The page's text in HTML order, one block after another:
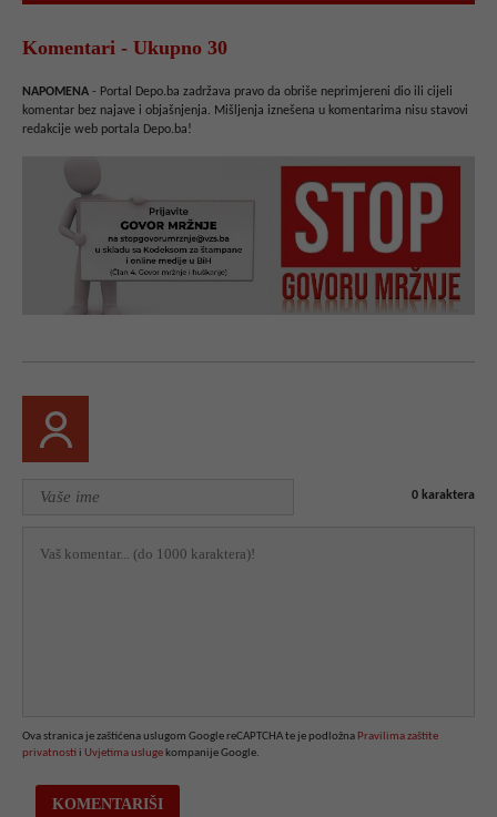
Komentari - Ukupno 30
NAPOMENA - Portal Depo.ba zadržava pravo da obriše neprimjereni dio ili cijeli
komentar bez najave i objašnjenja. Mišljenja iznešena u komentarima nisu stavovi
redakcije web portala Depo.ba!
0 karaktera
Ova stranica je zaštićena uslugom Google reCAPTCHA te je podložna Pravilima zaštite
privatnosti i Uvjetima usluge kompanije Google.